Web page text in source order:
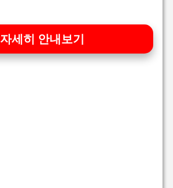
자세히 안내보기